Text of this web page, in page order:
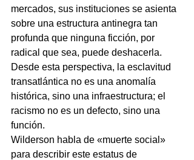
mercados, sus instituciones se asienta
sobre una estructura antinegra tan
profunda que ninguna ficción, por
radical que sea, puede deshacerla.
Desde esta perspectiva, la esclavitud
transatlántica no es una anomalía
histórica, sino una infraestructura; el
racismo no es un defecto, sino una
función.
Wilderson habla de «muerte social»
para describir este estatus de